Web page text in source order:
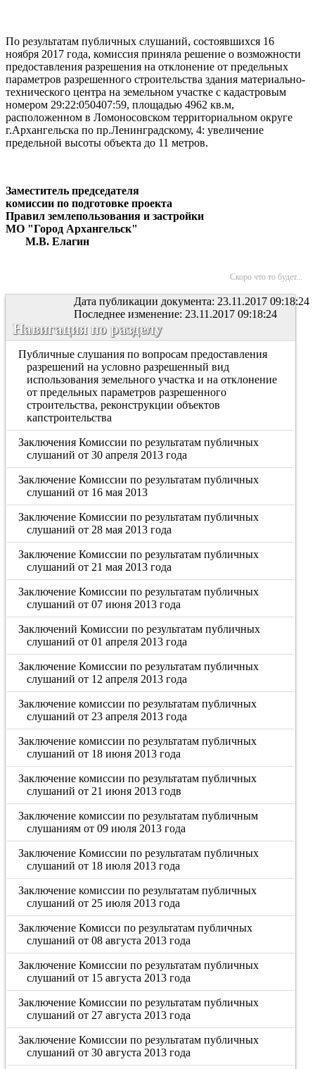
По результатам публичных слушаний, состоявшихся 16
ноября 2017 года, комиссия приняла решение о возможности
предоставления разрешения на отклонение от предельных
параметров разрешенного строительства здания материально-
технического центра на земельном участке с кадастровым
номером 29:22:050407:59, площадью 4962 кв.м,
расположенном в Ломоносовском территориальном округе
г.Архангельска по пр.Ленинградскому, 4: увеличение
предельной высоты объекта до 11 метров.
Заместитель председателя
комиссии по подготовке проекта
Правил землепользования и застройки
МО "Город Архангельск"
М.В. Елагин
Скоро что то будет...
Дата публикации документа: 23.11.2017 09:18:24
Последнее изменение: 23.11.2017 09:18:24
Навигация по разделу
Публичные слушания по вопросам предоставления
разрешений на условно разрешенный вид
использования земельного участка и на отклонение
от предельных параметров разрешенного
строительства, реконструкции объектов
капстроительства
Заключения Комиссии по результатам публичных
слушаний от 30 апреля 2013 года
Заключение Комиссии по результатам публичных
слушаний от 16 мая 2013
Заключение Комиссии по результатам публичных
слушаний от 28 мая 2013 года
Заключение Комиссии по результатам публичных
слушаний от 21 мая 2013 года
Заключение Комиссии по результатам публичных
слушаний от 07 июня 2013 года
Заключений Комиссии по результатам публичных
слушаний от 01 апреля 2013 года
Заключение Комиссии по результатам публичных
слушаний от 12 апреля 2013 года
Заключение комиссии по результатам публичных
слушаний от 23 апреля 2013 года
Заключение комиссии по результатам публичных
слушаний от 18 июня 2013 года
Заключение комиссии по результатам публичных
слушаний от 21 июня 2013 годв
Заключение комиссии по результатам публичным
слушаниям от 09 июля 2013 года
Заключение Комиссии по результатам публичных
слушаний от 18 июля 2013 года
Заключение комиссии по результатам публичных
слушаний от 25 июля 2013 года
Заключение Комисси по результатам публичных
слушаний от 08 августа 2013 года
Заключение Комиссии по результатам публичных
слушаний от 15 августа 2013 года
Заключение Комиссии по результатам публичных
слушаний от 27 августа 2013 года
Заключение Комиссии по результатам публичных
слушаний от 30 августа 2013 года